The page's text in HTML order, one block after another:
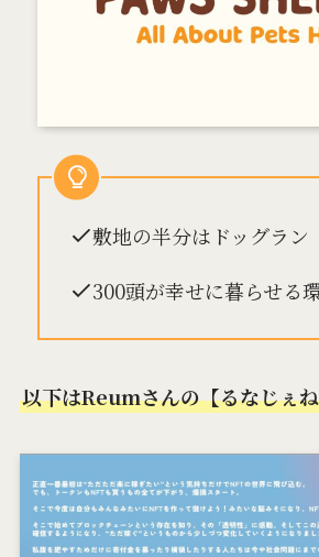
敷地の半分はドッグラン
300頭が幸せに暮らせる
以下はReumさんの【るなじぇ